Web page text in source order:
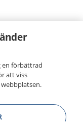
en förbättrad
att viss